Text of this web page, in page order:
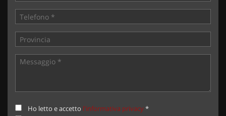
Ho letto e accetto l'informativa privacy*